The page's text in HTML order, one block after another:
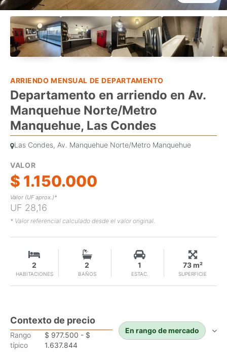
ARRIENDO MENSUAL DE DEPARTAMENTO
Departamento en arriendo en Av.
Manquehue Norte/Metro
Manquehue, Las Condes
Las Condes, Av. Manquehue Norte/Metro Manquehue
VALOR
$ 1.150.000
Valor (UF aprox.)*
UF 28,16
* Valor referencial calculado desde el valor original.
HABITACIONES
2
BAÑOS
2
ESTAC.
1
SUPERFICIE
73 m²
Contexto de precio
Rango
típico
$ 977.500 - $
1.637.844
En rango de mercado